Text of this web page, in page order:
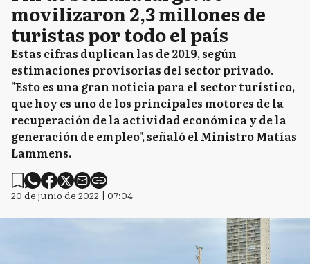
movilizaron 2,3 millones de
turistas por todo el país
Estas cifras duplican las de 2019, según
estimaciones provisorias del sector privado.
"Esto es una gran noticia para el sector turístico,
que hoy es uno de los principales motores de la
recuperación de la actividad económica y de la
generación de empleo", señaló el Ministro Matías
Lammens.
20 de junio de 2022 | 07:04